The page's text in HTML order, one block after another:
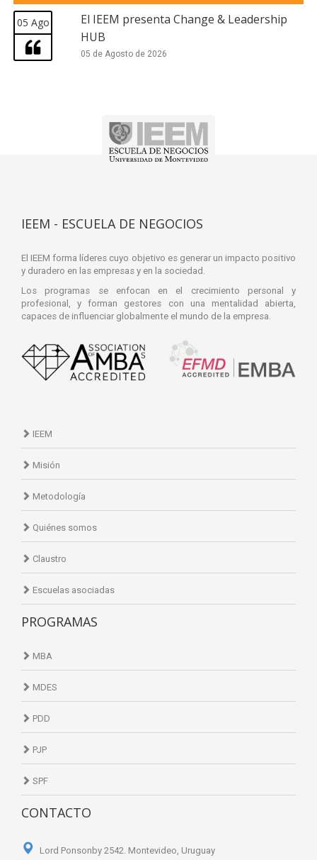
05 Ago
El IEEM presenta Change & Leadership
HUB
05 de Agosto de 2026
IEEM - ESCUELA DE NEGOCIOS
El IEEM forma líderes cuyo objetivo es generar un impacto positivo
y duradero en las empresas y en la sociedad.
Los programas se enfocan en el crecimiento personal y
profesional, y forman gestores con una mentalidad abierta,
capaces de influenciar globalmente el mundo de la empresa.
IEEM
Misión
Metodología
Quiénes somos
Claustro
Escuelas asociadas
PROGRAMAS
MBA
MDES
PDD
PJP
SPF
CONTACTO
Lord Ponsonby 2542. Montevideo, Uruguay